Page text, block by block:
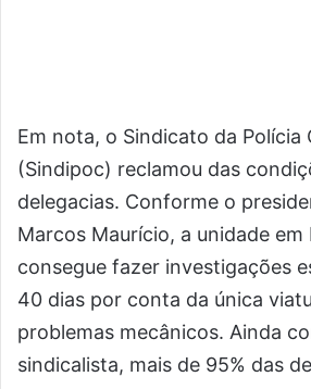
Em nota, o Sindicato da Polícia
(Sindipoc) reclamou das
delegacias. Conforme o
Marcos Maurício, a unidade em
consegue fazer investigações
40 dias por conta da única
problemas mecânicos. Ainda
sindicalista, mais de 95% das